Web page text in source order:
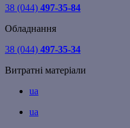
38 (044) 497-35-84
Обладнання
38 (044) 497-35-34
Витратні матеріали
ua
ua